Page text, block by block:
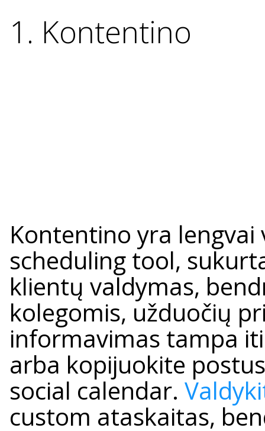
1. Kontentino
Kontentino yra
scheduling tool,
klientų valdymas,
kolegomis, užduočių
informavimas tampa
arba kopijuokite
social calendar.
custom ataskaitas,